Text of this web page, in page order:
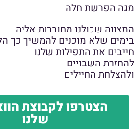
מגה הפרשת חלה
המצווה שכולנו מחוברות אליה
בימים שלא מוכנים להמשיך כך
חייבים את התפילות שלנו
להחזרת השבויים
ולהצלחת החיילים
הצטרפו לקבוצת
שלנו